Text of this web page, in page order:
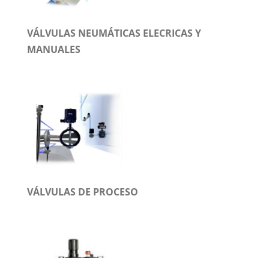
VÁLVULAS NEUMÁTICAS ELECRICAS Y
MANUALES
VÁLVULAS DE PROCESO